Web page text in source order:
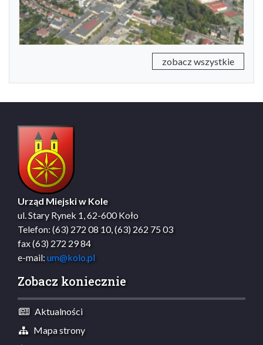
zobacz wszystkie
Urząd Miejski w Kole
ul. Stary Rynek 1, 62-600 Koło
Telefon: (63) 272 08 10, (63) 262 75 03
fax (63) 272 29 84
e-mail: um@kolo.pl
Zobacz koniecznie
Aktualności
Mapa strony